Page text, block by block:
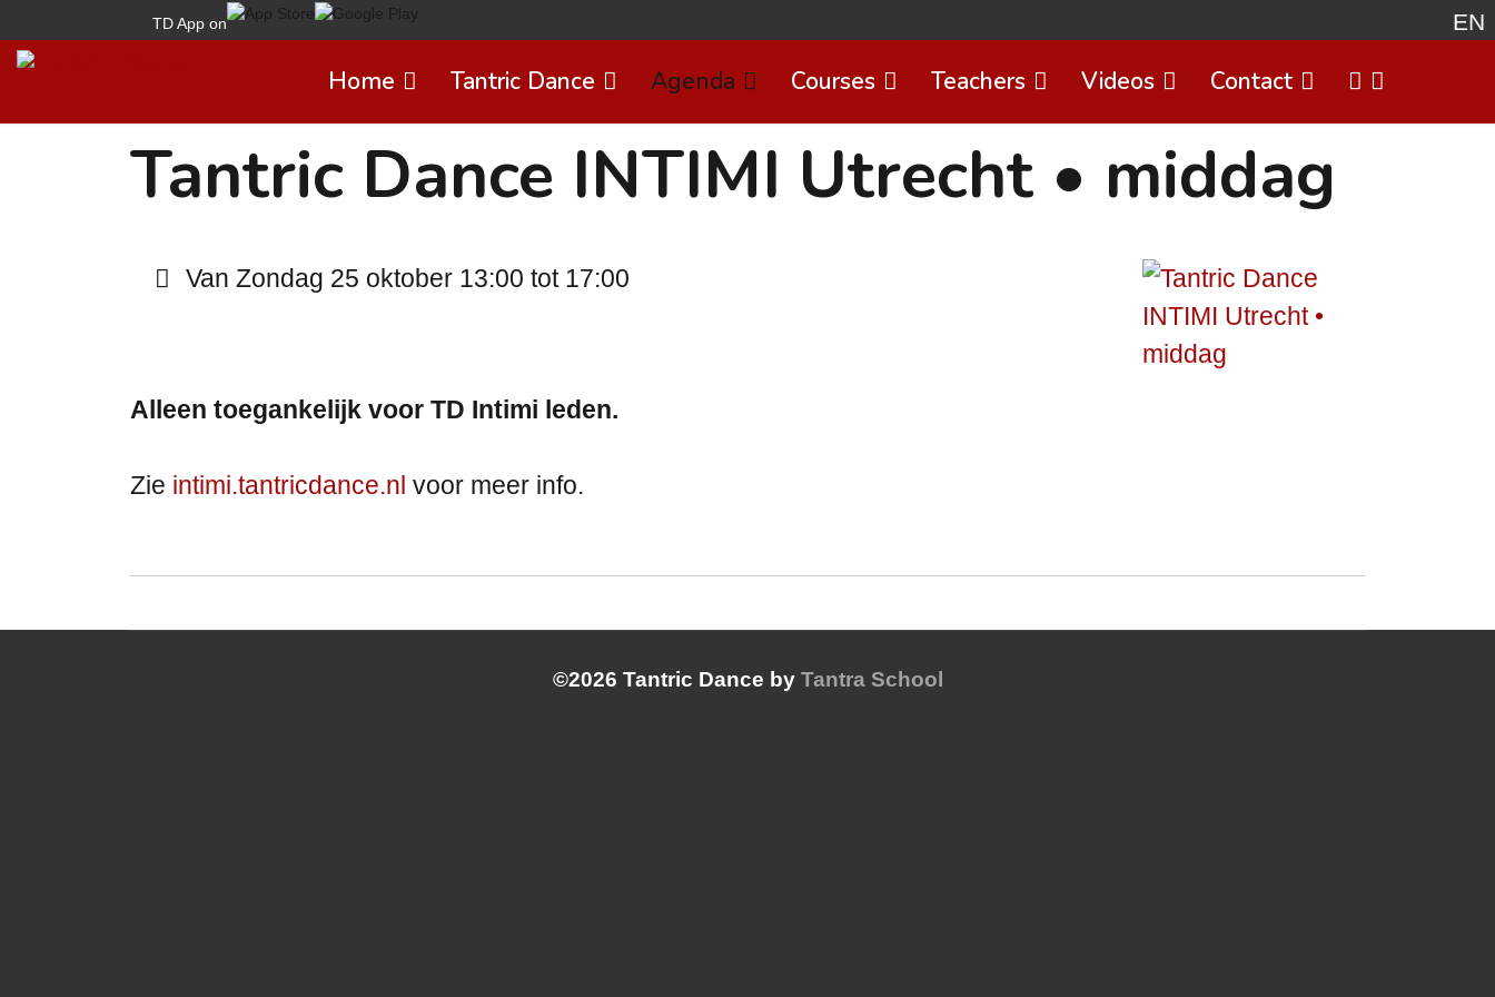
TD App on
Home Tantric Dance Agenda Courses Teachers Videos Contact
EN
Tantric Dance INTIMI Utrecht • middag
Van Zondag 25 oktober 13:00 tot 17:00
Alleen toegankelijk voor TD Intimi leden.
Zie intimi.tantricdance.nl voor meer info.
©2026 Tantric Dance by Tantra School